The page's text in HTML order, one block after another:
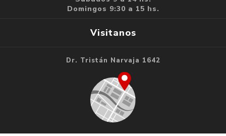
Domingos 9:30 a 15 hs.
Visitanos
Dr. Tristán Narvaja 1642